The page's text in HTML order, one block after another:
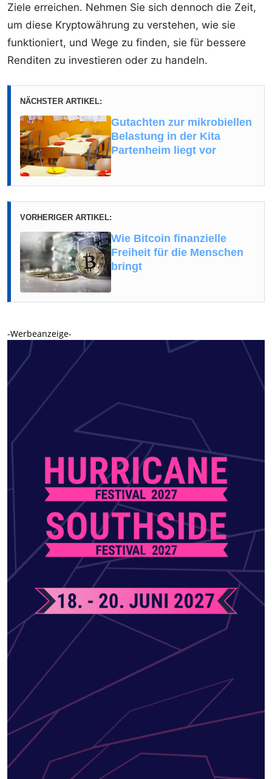
Ziele erreichen. Nehmen Sie sich dennoch die Zeit,
um diese Kryptowährung zu verstehen, wie sie
funktioniert, und Wege zu finden, sie für bessere
Renditen zu investieren oder zu handeln.
NÄCHSTER ARTIKEL:
Gutachten zur mikrobiellen
Belastung in der Kita
Partenheim liegt vor
VORHERIGER ARTIKEL:
Wie Bitcoin finanzielle
Freiheit für die Menschen
bringt
-Werbeanzeige-